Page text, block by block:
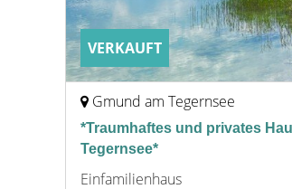
VERKAUFT
Gmund am Tegernsee
*Traumhaftes und privates
Tegernsee*
Einfamilienhaus